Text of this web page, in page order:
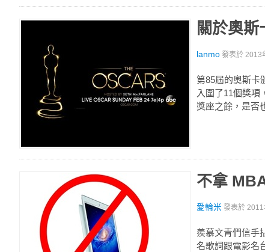
關於奧斯
lanmo 發表於 2013
第85屆的奧斯卡
入圍了11個獎項
獎座之餘，是否
不拿
愛輪米 發表於 2011
羨慕文青們信手
名歌詞跟電影名